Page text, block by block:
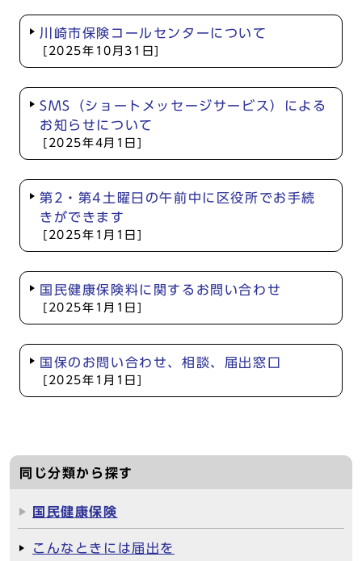
川崎市保険コールセンターについて
[2025年10月31日]
SMS（ショートメッセージサービス）による
お知らせについて
[2025年4月1日]
第2・第4土曜日の午前中に区役所でお手続
きができます
[2025年1月1日]
国民健康保険料に関するお問い合わせ
[2025年1月1日]
国保のお問い合わせ、相談、届出窓口
[2025年1月1日]
同じ分類から探す
国民健康保険
こんなときには届出を